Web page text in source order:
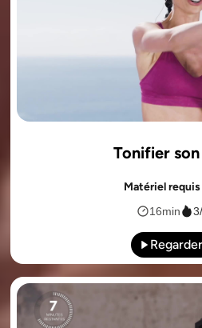
Tonifier
Matériel requis
16min
Regarder